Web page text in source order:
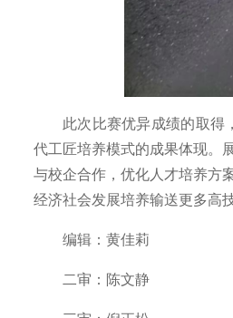
此次比赛优异成绩的取得
代工匠培养模式的成果体现。
与校企合作，优化人才培养方
经济社会发展培养输送更多高
编辑：黄佳莉
二审：陈文静